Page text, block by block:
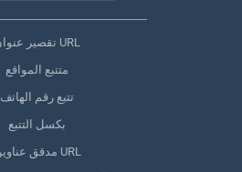
تقصير عنوان URL
متتبع المواقع
تتبع رقم الهاتف
بكسل التتبع
مدقق عناوين URL